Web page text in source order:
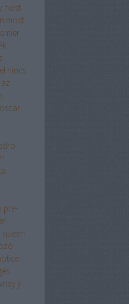
heist
most
nincs
oscar
pre-
queen
jr